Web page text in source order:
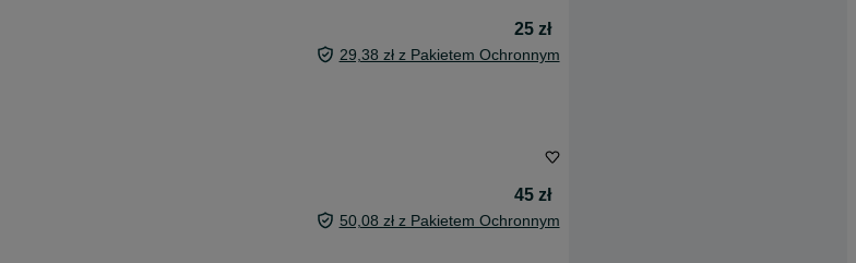
25 zł
29,38 zł z Pakietem Ochronnym
45 zł
50,08 zł z Pakietem Ochronnym